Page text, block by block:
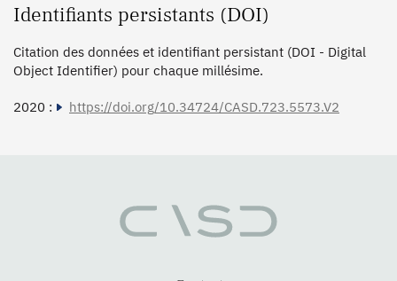
Identifiants persistants (DOI)
Citation des données et identifiant persistant (DOI - Digital
Object Identifier) pour chaque millésime.
2020 : https://doi.org/10.34724/CASD.723.5573.V2